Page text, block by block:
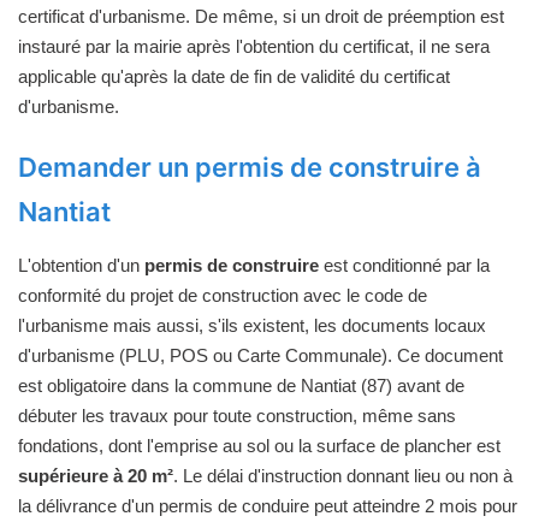
certificat d'urbanisme. De même, si un droit de préemption est
instauré par la mairie après l'obtention du certificat, il ne sera
applicable qu'après la date de fin de validité du certificat
d'urbanisme.
Demander un permis de construire à
Nantiat
L'obtention d'un permis de construire est conditionné par la
conformité du projet de construction avec le code de
l'urbanisme mais aussi, s'ils existent, les documents locaux
d'urbanisme (PLU, POS ou Carte Communale). Ce document
est obligatoire dans la commune de Nantiat (87) avant de
débuter les travaux pour toute construction, même sans
fondations, dont l'emprise au sol ou la surface de plancher est
supérieure à 20 m². Le délai d'instruction donnant lieu ou non à
la délivrance d'un permis de conduire peut atteindre 2 mois pour